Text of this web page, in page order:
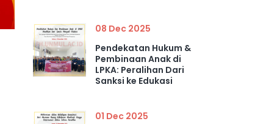
08 Dec 2025
Pendekatan Hukum &
Pembinaan Anak di
LPKA: Peralihan Dari
Sanksi ke Edukasi
01 Dec 2025